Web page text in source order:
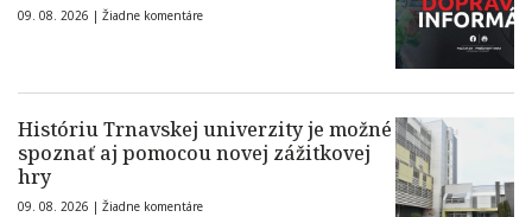
09. 08. 2026 | Žiadne komentáre
Históriu Trnavskej univerzity je možné
spoznať aj pomocou novej zážitkovej
hry
09. 08. 2026 | Žiadne komentáre